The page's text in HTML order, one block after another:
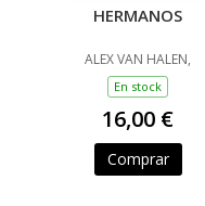
HERMANOS
ALEX VAN HALEN,
En stock
16,00 €
Comprar